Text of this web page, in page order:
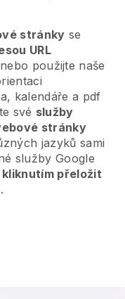
stránky se
URL
nebo použijte naše
kalendáře a pdf
své služby
stránky
jazyků sami
služby Google
kliknutím přeložit
.